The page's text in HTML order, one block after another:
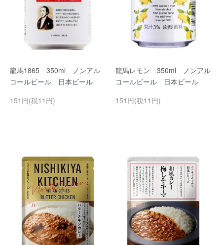
龍馬1865 350ml ノンアル
コールビール 日本ビール
151円(税11円)
龍馬レモン 350ml ノンアル
コールビール 日本ビール
151円(税11円)